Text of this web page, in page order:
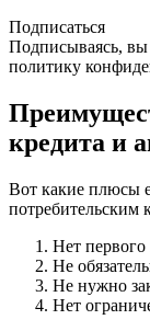
Подписаться
Подписываясь, вы
политику
кредита и
Вот какие плюсы
потребительским
Нет первого
Не
Не нужно
Нет